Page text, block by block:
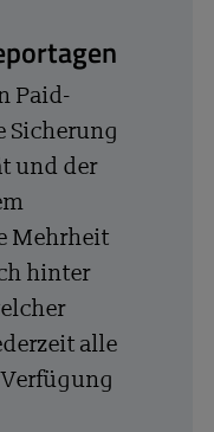
Paid-
Sicherung
und der
Mehrheit
hinter
alle